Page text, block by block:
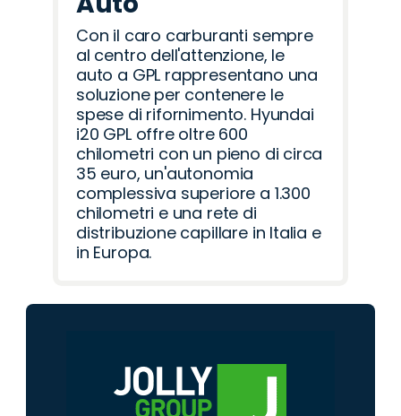
Con il caro carburanti sempre
al centro dell'attenzione, le
auto a GPL rappresentano una
soluzione per contenere le
spese di rifornimento. Hyundai
i20 GPL offre oltre 600
chilometri con un pieno di circa
35 euro, un'autonomia
complessiva superiore a 1.300
chilometri e una rete di
distribuzione capillare in Italia e
in Europa.